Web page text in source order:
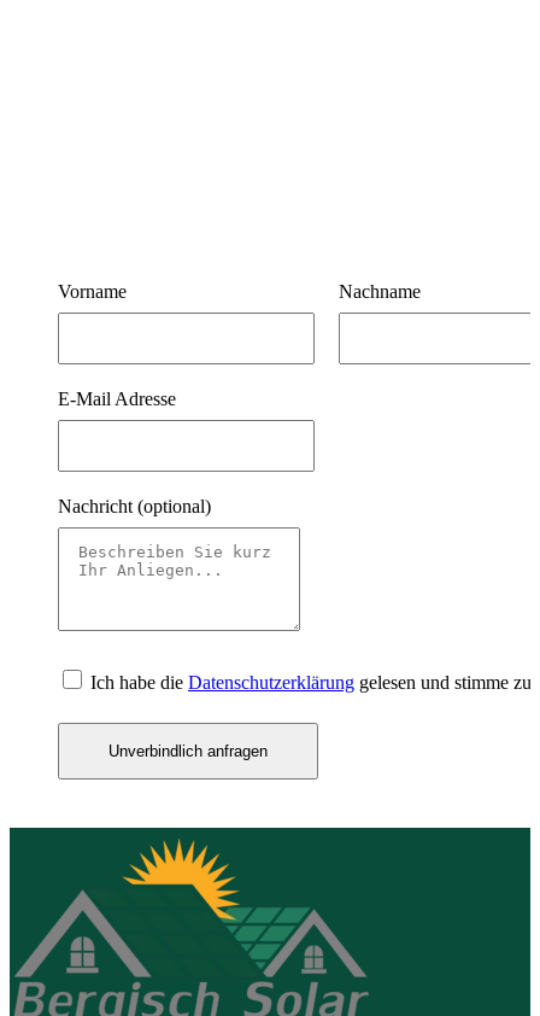
Vorname Nachname
E-Mail Adresse
Nachricht (optional)
Ich habe die Datenschutzerklärung gelesen und stimme zu.
Unverbindlich anfragen